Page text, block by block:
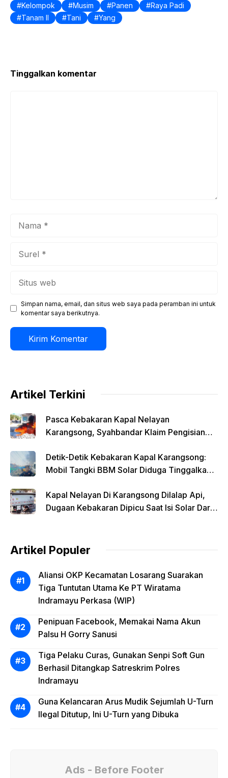
Kelompok
Musim Panen
Raya Padi
Tanam II
Tani Yang
Tinggalkan komentar
Simpan nama, email, dan situs web saya pada peramban ini untuk
komentar saya berikutnya.
Artikel Terkini
Pasca Kebakaran Kapal Nelayan
Karangsong, Syahbandar Klaim Pengisian
Detik-Detik Kebakaran Kapal Karangsong:
Mobil Tangki BBM Solar Diduga Tinggalkan
Kapal Nelayan Di Karangsong Dilalap Api,
Dugaan Kebakaran Dipicu Saat Isi Solar Dari
Artikel Populer
Aliansi OKP Kecamatan Losarang Suarakan
Tiga Tuntutan Utama Ke PT Wiratama
Indramayu Perkasa (WIP)
Penipuan Facebook, Memakai Nama Akun
Palsu H Gorry Sanusi
Tiga Pelaku Curas, Gunakan Senpi Soft Gun
Berhasil Ditangkap Satreskrim Polres
Indramayu
Guna Kelancaran Arus Mudik Sejumlah U-Turn
Ilegal Ditutup, Ini U-Turn yang Dibuka
Ads - Before Footer